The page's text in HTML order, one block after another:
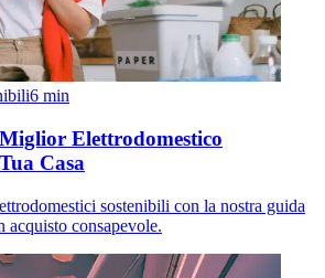
6 min
Elettrodomestico
Casa
sostenibili con la nostra guida
acquisto consapevole.